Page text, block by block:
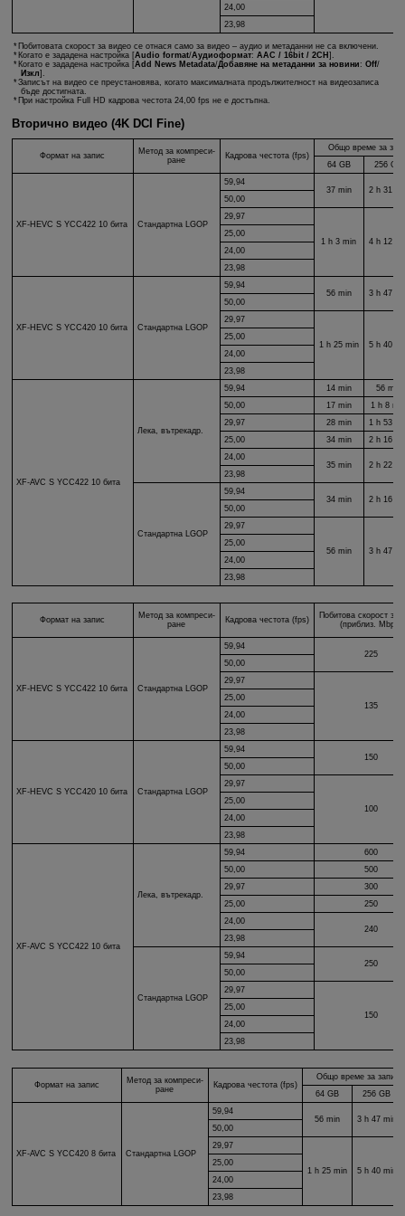
24,00
23,98
Побитовата скорост за видео се отнася само за видео – аудио и метаданни не са включени.
Когато е зададена настройка [Audio format/Аудиоформат:AAC / 16bit / 2CH].
Когато е зададена настройка [Add News Metadata/Добавяне на метаданни за новини :Off/
Изкл].
Записът на видео се преустановява, когато максималната продължителност на видеозаписа
бъде достигната.
При настройка Full HD кадрова честота 24,00 fps не е достъпна.
Вторично видео (4K DCI Fine)
Формат на запис
Метод за компреси-
ране
Кадрова честота (fps)
Общо време за
64 GB
256 GB
XF-HEVC S YCC422 10 бита Стандартна LGOP
59,94
37 min
2 h 31
50,00
29,97
1 h 3 min 4 h 12
25,00
24,00
23,98
XF-HEVC S YCC420 10 бита Стандартна LGOP
59,94
56 min
3 h 47
50,00
29,97
1 h 25 min 5 h 40
25,00
24,00
23,98
XF-AVC S YCC422 10 бита
Лека, вътрекадр.
59,94 14 min
56 min
50,00
17 min
1 h 8
29,97
28 min
1 h 53
25,00
34 min
2 h 16
24,00
35 min
2 h 22
23,98
Стандартна LGOP
59,94
34 min
2 h 16
50,00
29,97
56 min 3 h 47
25,00
24,00
23,98
Формат на запис
Метод за компреси-
ране
Кадрова честота (fps)
Побитова скорост за
(приблиз. Mbps)
XF-HEVC S YCC422 10 бита Стандартна LGOP
59,94
225
50,00
29,97
135
25,00
24,00
23,98
XF-HEVC S YCC420 10 бита Стандартна LGOP
59,94
150
50,00
29,97
100
25,00
24,00
23,98
XF-AVC S YCC422 10 бита
Лека, вътрекадр.
59,94
600
50,00
500
29,97
300
25,00
250
24,00
240
23,98
Стандартна LGOP
59,94
250
50,00
29,97
150
25,00
24,00
23,98
Формат на запис
Метод за компреси-
ране
Кадрова честота (fps)
Общо време за запис
64 GB
256 GB
XF-AVC S YCC420 8 бита Стандартна LGOP
59,94
56 min
3 h 47 min
50,00
29,97
1 h 25 min 5 h 40 min
25,00
24,00
23,98